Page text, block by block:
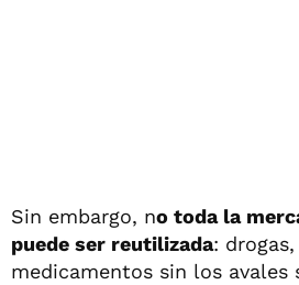
Sin embargo, no toda la
puede ser reutilizada:
medicamentos sin los avales